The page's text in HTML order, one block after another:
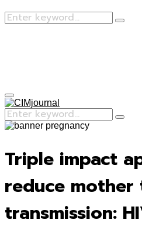
Search
Search
Primary
Menu
Search
for:
Search
Triple impact
reduce
transmission: